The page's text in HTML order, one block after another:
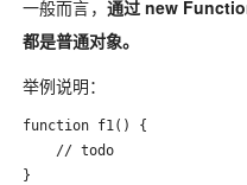
一般而言， 通过 new
都是普通对象。
举例说明：
function f1() {
    // todo
}